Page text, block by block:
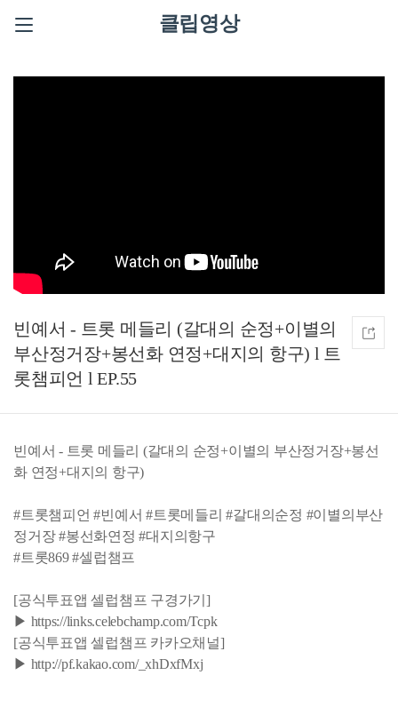
클립영상
빈예서 - 트롯 메들리 (갈대의 순정+이별의
부산정거장+봉선화 연정+대지의 항구) l 트
롯챔피언 l EP.55
빈예서 - 트롯 메들리 (갈대의 순정+이별의 부산정거장+봉선
화 연정+대지의 항구)
#트롯챔피언 #빈예서 #트롯메들리 #갈대의순정 #이별의부산
정거장 #봉선화연정 #대지의항구
#트롯869 #셀럽챔프
[공식투표앱 셀럽챔프 구경가기]
▶ https://links.celebchamp.com/Tcpk
[공식투표앱 셀럽챔프 카카오채널]
▶ http://pf.kakao.com/_xhDxfMxj